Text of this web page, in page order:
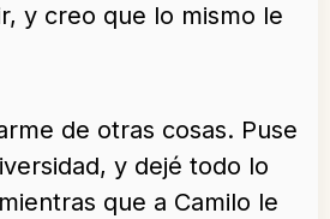
y creo que lo mismo le
de otras cosas. Puse
y dejé todo lo
que a Camilo le